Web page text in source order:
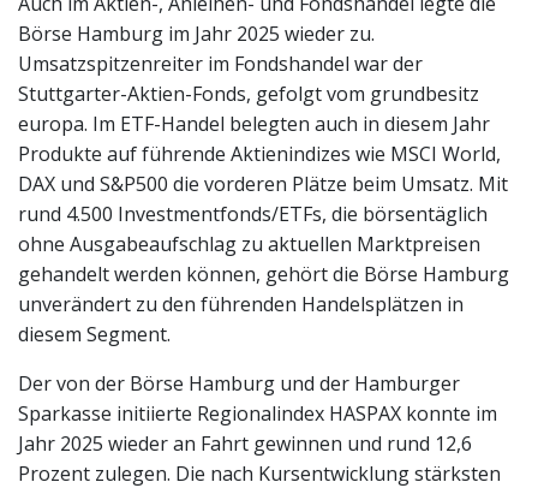
Börse Hamburg im Jahr 2025 wieder zu.
Umsatzspitzenreiter im Fondshandel war der
Stuttgarter-Aktien-Fonds, gefolgt vom grundbesitz
europa. Im ETF-Handel belegten auch in diesem Jahr
Produkte auf führende Aktienindizes wie MSCI World,
DAX und S&P500 die vorderen Plätze beim Umsatz. Mit
rund 4.500 Investmentfonds/ETFs, die börsentäglich
ohne Ausgabeaufschlag zu aktuellen Marktpreisen
gehandelt werden können, gehört die Börse Hamburg
unverändert zu den führenden Handelsplätzen in
diesem Segment.
Der von der Börse Hamburg und der Hamburger
Sparkasse initiierte Regionalindex HASPAX konnte im
Jahr 2025 wieder an Fahrt gewinnen und rund 12,6
Prozent zulegen. Die nach Kursentwicklung stärksten